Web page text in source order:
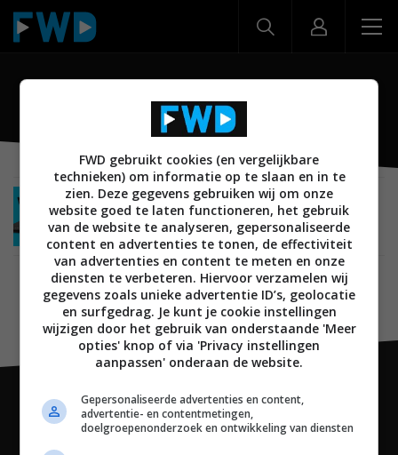
Circle with Disney
SMARTHOME 28 NOVEMBER 2017
Netgear werkt samen met Circle with Disney
voor geavanceerd ouderlijk toezicht
FWD gebruikt cookies (en vergelijkbare
technieken) om informatie op te slaan en in te
zien. Deze gegevens gebruiken wij om onze
website goed te laten functioneren, het gebruik
van de website te analyseren, gepersonaliseerde
content en advertenties te tonen, de effectiviteit
van advertenties en content te meten en onze
diensten te verbeteren. Hiervoor verzamelen wij
gegevens zoals unieke advertentie ID’s, geolocatie
en surfgedrag. Je kunt je cookie instellingen
wijzigen door het gebruik van onderstaande 'Meer
opties' knop of via 'Privacy instellingen
aanpassen' onderaan de website.
Gepersonaliseerde advertenties en content,
advertentie- en contentmetingen,
doelgroepenonderzoek en ontwikkeling van diensten